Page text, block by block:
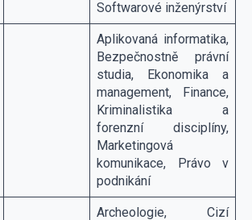
Softwarové inženýrství
Aplikovaná informatika,
Bezpečnostně právní
studia, Ekonomika a
management, Finance,
Kriminalistika a
forenzní disciplíny,
Marketingová
komunikace, Právo v
podnikání
Archeologie, Cizí